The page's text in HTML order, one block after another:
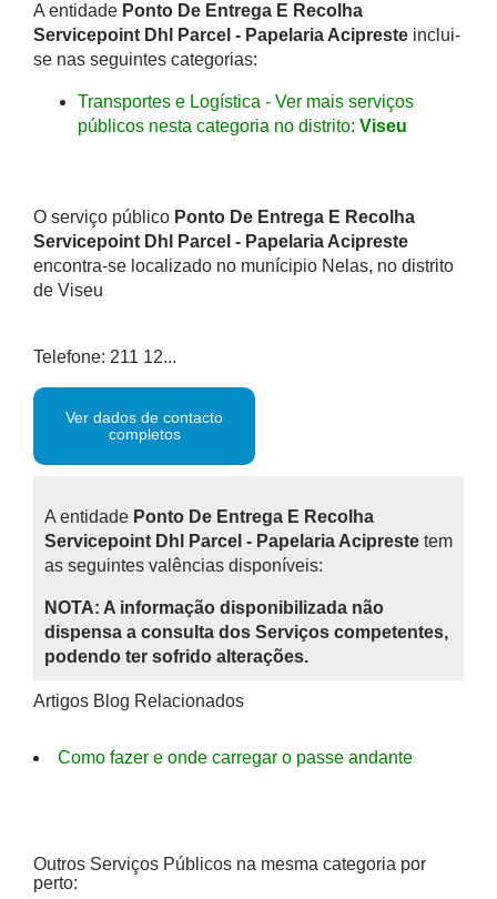
A entidade Ponto De Entrega E Recolha
Servicepoint Dhl Parcel - Papelaria Acipreste inclui-
se nas seguintes categorias:
Transportes e Logística - Ver mais serviços
públicos nesta categoria no distrito: Viseu
O serviço público Ponto De Entrega E Recolha
Servicepoint Dhl Parcel - Papelaria Acipreste
encontra-se localizado no munícipio Nelas, no distrito
de Viseu
Telefone: 211 12...
Ver dados de contacto
completos
A entidade Ponto De Entrega E Recolha
Servicepoint Dhl Parcel - Papelaria Acipreste tem
as seguintes valências disponíveis:
NOTA: A informação disponibilizada não
dispensa a consulta dos Serviços competentes,
podendo ter sofrido alterações.
Artigos Blog Relacionados
Como fazer e onde carregar o passe andante
Outros Serviços Públicos na mesma categoria por
perto: